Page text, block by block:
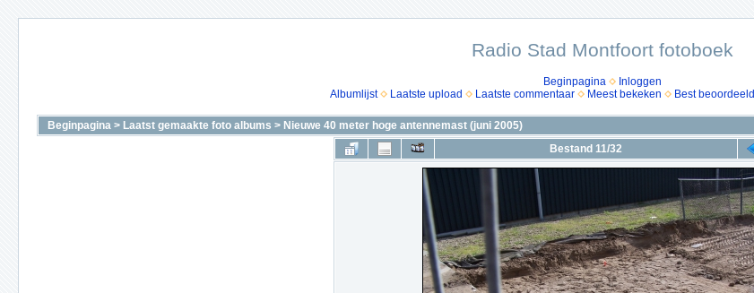
Radio Stad Montfoort fotoboek
Beginpagina
Inloggen
Albumlijst
Laatste upload Laatste commentaar Meest bekeken Best beoordeeld
Beginpagina > Laatst gemaakte foto albums > Nieuwe 40 meter hoge antennemast (juni 2005)
Bestand 11/32